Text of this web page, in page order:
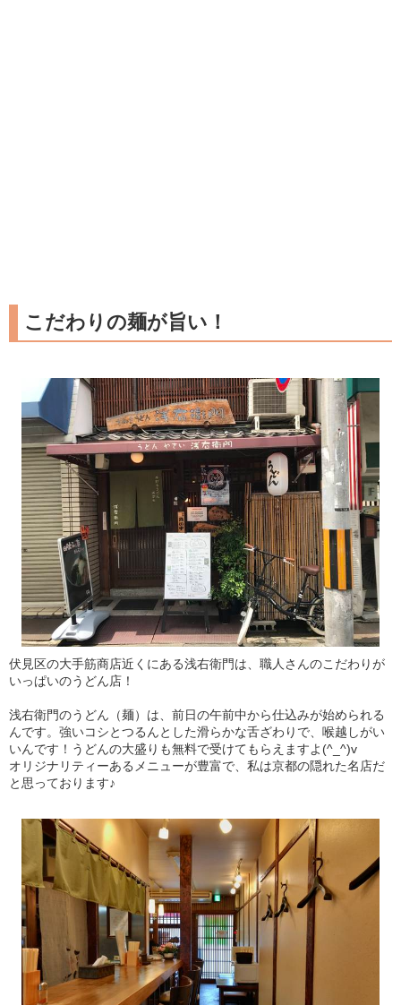
こだわりの麺が旨い！
伏見区の大手筋商店近くにある浅右衛門は、職人さんのこだわりが
いっぱいのうどん店！
浅右衛門のうどん（麺）は、前日の午前中から仕込みが始められる
んです。強いコシとつるんとした滑らかな舌ざわりで、喉越しがい
いんです！うどんの大盛りも無料で受けてもらえますよ(^_^)v
オリジナリティーあるメニューが豊富で、私は京都の隠れた名店だ
と思っております♪